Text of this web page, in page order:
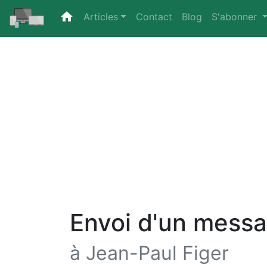
home (current)
Articles Contact Blog S'abonner
Envoi d'un
à Jean-Paul Figer